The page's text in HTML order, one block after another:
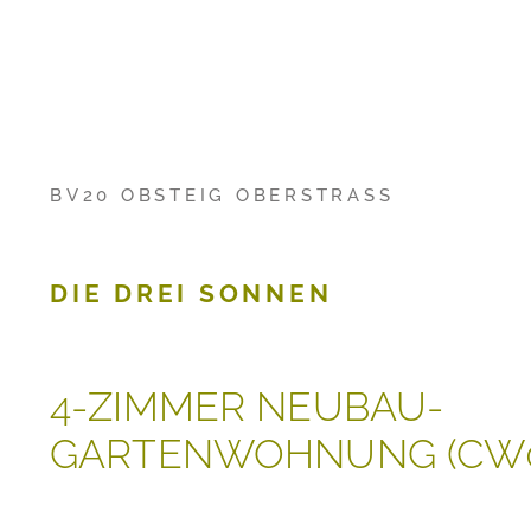
BV20 OBSTEIG OBERSTRASS
DIE DREI SONNEN
4-ZIMMER NEUBAU-
GARTENWOHNUNG